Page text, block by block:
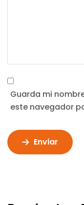
Guarda mi
este navegador
Enviar